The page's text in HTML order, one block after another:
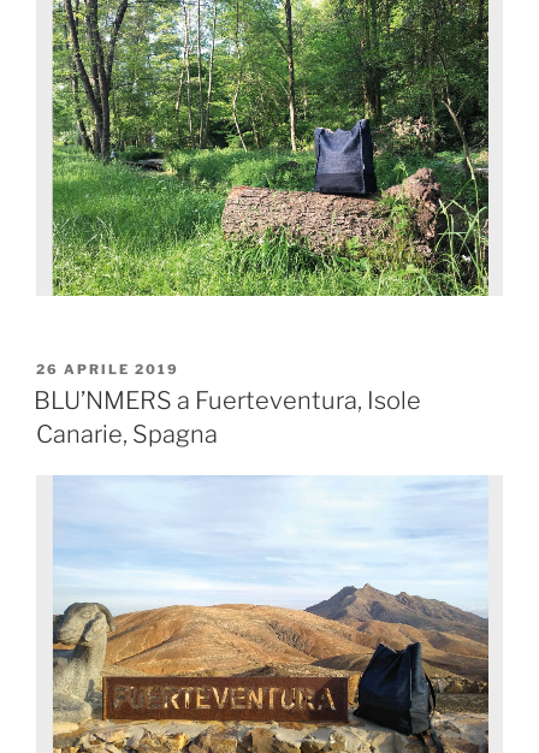
26 APRILE 2019
BLU’NMERS a Fuerteventura, Isole
Canarie, Spagna